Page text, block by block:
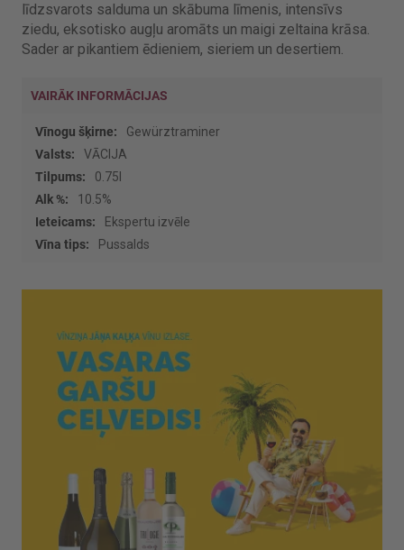
līdzsvarots salduma un skābuma līmenis, intensīvs
ziedu, eksotisko augļu aromāts un maigi zeltaina krāsa.
Sader ar pikantiem ēdieniem, sieriem un desertiem.
VAIRĀK INFORMĀCIJAS
Vairāk
informācijas
Gewürztraminer
VĀCIJA
0.75l
10.5%
Ekspertu izvēle
Pussalds